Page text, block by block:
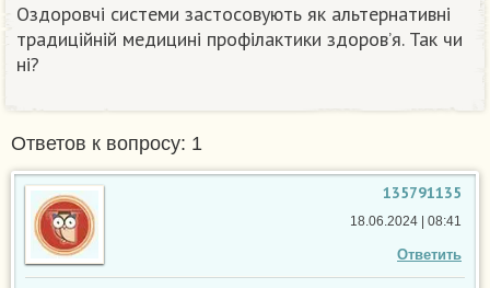
Оздоровчі системи застосовують як альтернативні
традиційній медицині профілактики здоров’я. Так чи
ні?
Ответов к вопросу: 1
135791135
Ответить
18.06.2024 | 08:41